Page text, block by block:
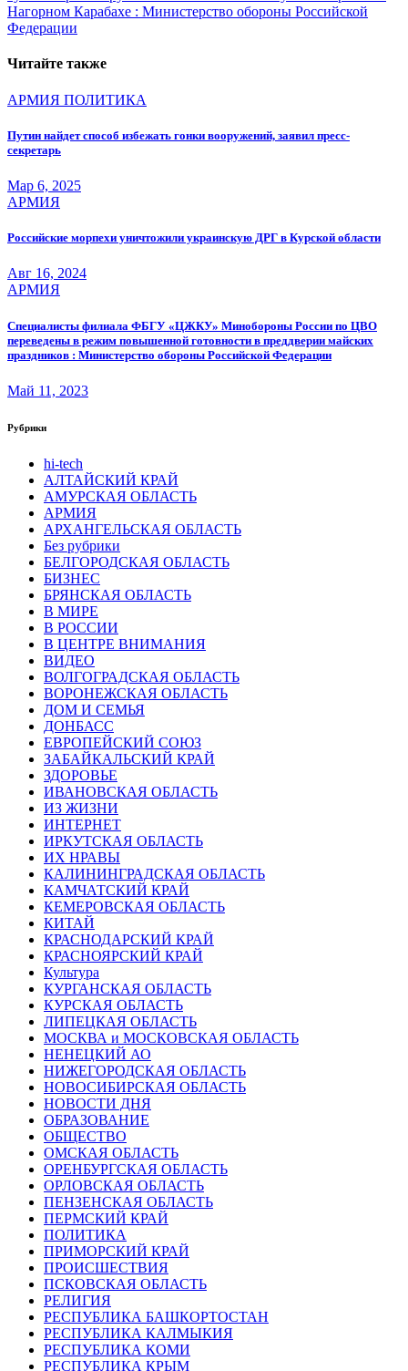
Нагорном Карабахе : Министерство обороны Российской
Федерации
Читайте также
АРМИЯ ПОЛИТИКА
Путин найдет способ избежать гонки вооружений, заявил пресс-
секретарь
Мар 6, 2025
АРМИЯ
Российские морпехи уничтожили украинскую ДРГ в Курской области
Авг 16, 2024
АРМИЯ
Специалисты филиала ФБГУ «ЦЖКУ» Минобороны России по ЦВО
переведены в режим повышенной готовности в преддверии майских
праздников : Министерство обороны Российской Федерации
Май 11, 2023
Рубрики
hi-tech
АЛТАЙСКИЙ КРАЙ
АМУРСКАЯ ОБЛАСТЬ
АРМИЯ
АРХАНГЕЛЬСКАЯ ОБЛАСТЬ
Без рубрики
БЕЛГОРОДСКАЯ ОБЛАСТЬ
БИЗНЕС
БРЯНСКАЯ ОБЛАСТЬ
В МИРЕ
В РОССИИ
В ЦЕНТРЕ ВНИМАНИЯ
ВИДЕО
ВОЛГОГРАДСКАЯ ОБЛАСТЬ
ВОРОНЕЖСКАЯ ОБЛАСТЬ
ДОМ И СЕМЬЯ
ДОНБАСС
ЕВРОПЕЙСКИЙ СОЮЗ
ЗАБАЙКАЛЬСКИЙ КРАЙ
ЗДОРОВЬЕ
ИВАНОВСКАЯ ОБЛАСТЬ
ИЗ ЖИЗНИ
ИНТЕРНЕТ
ИРКУТСКАЯ ОБЛАСТЬ
ИХ НРАВЫ
КАЛИНИНГРАДCКАЯ ОБЛАСТЬ
КАМЧАТСКИЙ КРАЙ
КЕМЕРОВСКАЯ ОБЛАСТЬ
КИТАЙ
КРАСНОДАРСКИЙ КРАЙ
КРАСНОЯРСКИЙ КРАЙ
Культура
КУРГАНСКАЯ ОБЛАСТЬ
КУРСКАЯ ОБЛАСТЬ
ЛИПЕЦКАЯ ОБЛАСТЬ
МОСКВА и МОСКОВСКАЯ ОБЛАСТЬ
НЕНЕЦКИЙ АО
НИЖЕГОРОДСКАЯ ОБЛАСТЬ
НОВОСИБИРСКАЯ ОБЛАСТЬ
НОВОСТИ ДНЯ
ОБРАЗОВАНИЕ
ОБЩЕСТВО
ОМСКАЯ ОБЛАСТЬ
ОРЕНБУРГСКАЯ ОБЛАСТЬ
ОРЛОВСКАЯ ОБЛАСТЬ
ПЕНЗЕНСКАЯ ОБЛАСТЬ
ПЕРМСКИЙ КРАЙ
ПОЛИТИКА
ПРИМОРСКИЙ КРАЙ
ПРОИСШЕСТВИЯ
ПСКОВСКАЯ ОБЛАСТЬ
РЕЛИГИЯ
РЕСПУБЛИКА БАШКОРТОСТАН
РЕСПУБЛИКА КАЛМЫКИЯ
РЕСПУБЛИКА КОМИ
РЕСПУБЛИКА КРЫМ